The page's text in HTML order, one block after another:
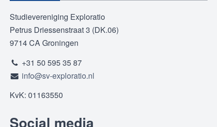
Studievereniging Exploratio
Petrus Driessenstraat 3 (DK.06)
9714 CA Groningen
+31 50 595 35 87
info@sv-exploratio.nl
KvK: 01163550
Social media